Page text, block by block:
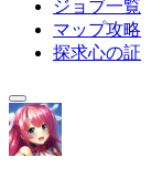
ジョブ一覧
マップ攻略
探求心の証